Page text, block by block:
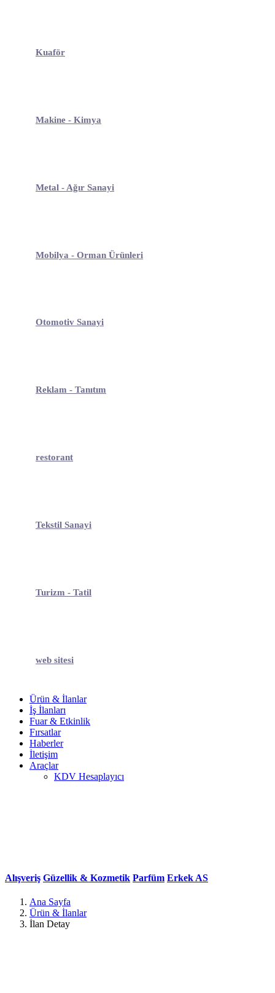
Kuaför
Makine - Kimya
Metal - Ağır Sanayi
Mobilya - Orman Ürünleri
Otomotiv Sanayi
Reklam - Tanıtım
restorant
Tekstil Sanayi
Turizm - Tatil
web sitesi
Ürün & İlanlar
İş İlanları
Fuar & Etkinlik
Fırsatlar
Haberler
İletişim
Araçlar
KDV Hesaplayıcı
Alışveriş Güzellik & Kozmetik Parfüm Erkek AS
Ana Sayfa
Ürün & İlanlar
İlan Detay